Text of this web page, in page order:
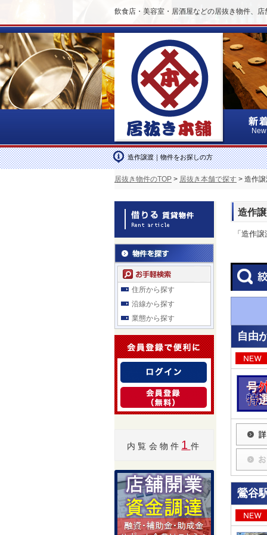
飲食店・美容室・居酒屋などの居抜き物件、
造作譲渡｜物件をお探しの方
居抜き物件のTOP > 居抜き本舗で探す > 造作
造作
「造作
自由
鶯谷
住所から探す
沿線から探す
業態から探す
内覧会物件 1 件